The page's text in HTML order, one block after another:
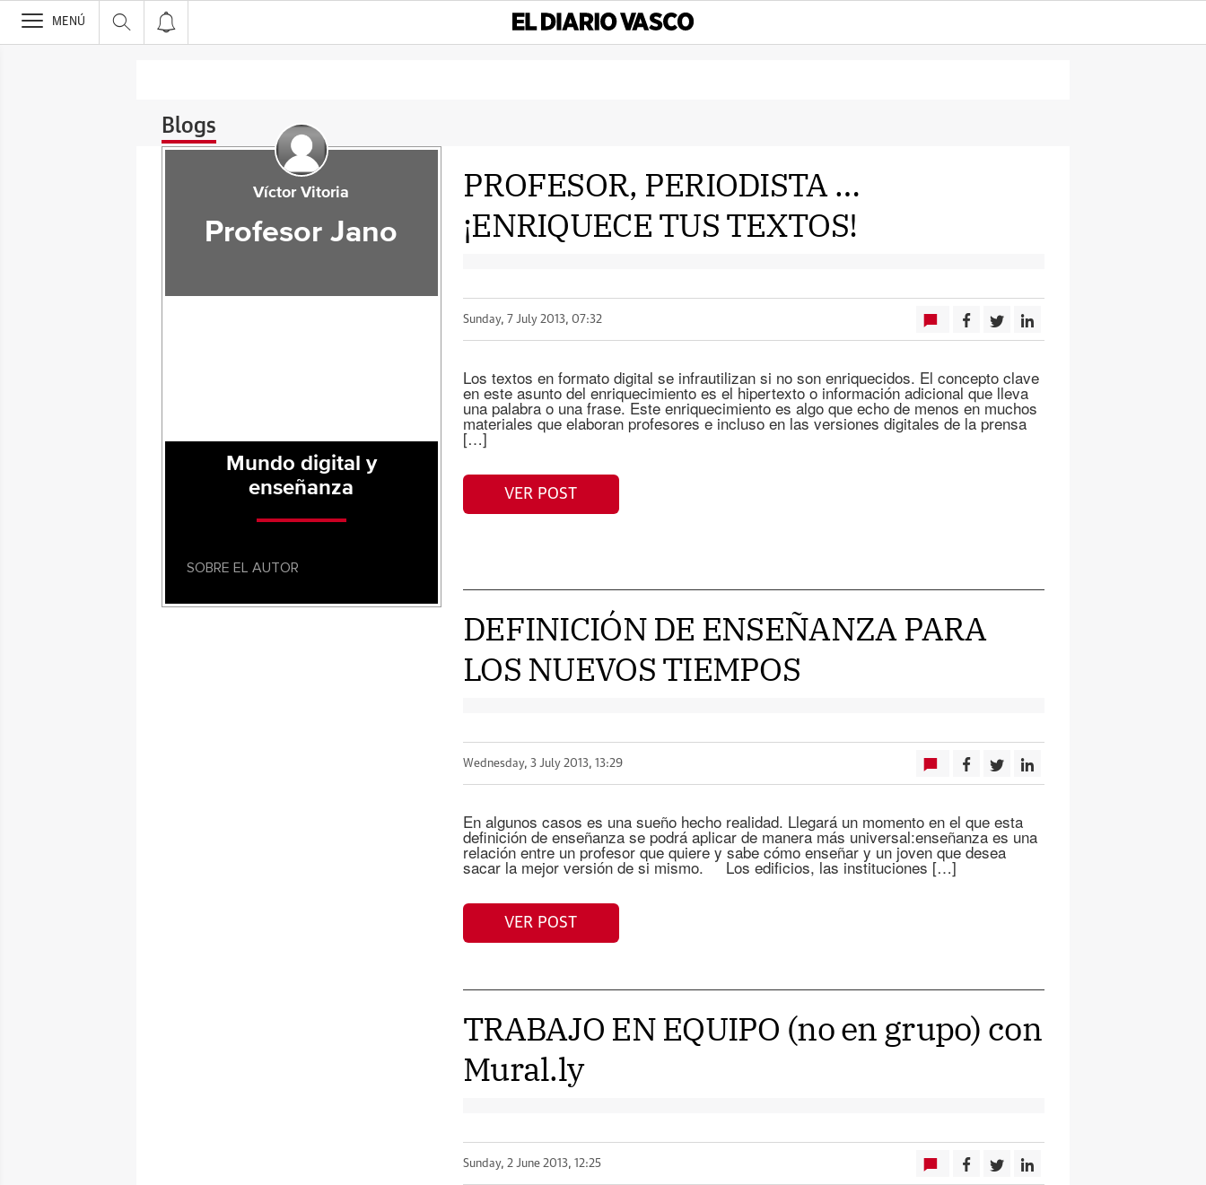
>
MENÚ
Blogs
PROFESOR, PERIODISTA …
¡ENRIQUECE TUS TEXTOS!
Sunday, 7 July 2013, 07:32
Los textos en formato digital se infrautilizan si no son enriquecidos. El concepto clave
en este asunto del enriquecimiento es el hipertexto o información adicional que lleva
una palabra o una frase. Este enriquecimiento es algo que echo de menos en muchos
materiales que elaboran profesores e incluso en las versiones digitales de la prensa
[…]
VER POST
DEFINICIÓN DE ENSEÑANZA PARA
LOS NUEVOS TIEMPOS
Wednesday, 3 July 2013, 13:29
En algunos casos es una sueño hecho realidad. Llegará un momento en el que esta
definición de enseñanza se podrá aplicar de manera más universal:enseñanza es una
relación entre un profesor que quiere y sabe cómo enseñar y un joven que desea
sacar la mejor versión de si mismo. Los edificios, las instituciones […]
VER POST
TRABAJO EN EQUIPO (no en grupo) con
Mural.ly
Sunday, 2 June 2013, 12:25
Víctor Vitoria
Profesor Jano
Mundo digital y
enseñanza
SOBRE EL AUTOR